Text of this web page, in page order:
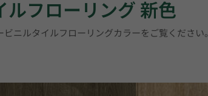
ルフローリング 新色
ニルタイルフローリングカラーをご覧ください。